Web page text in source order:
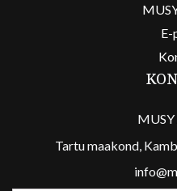
E-
Tartu maakond,